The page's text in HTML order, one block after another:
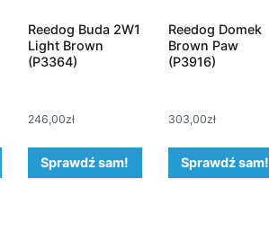
Reedog Buda 2W1
Light Brown
(P3364)
246,00zł
Sprawdź sam!
Reedog Domek
Brown Paw
(P3916)
303,00zł
Sprawdź sam!